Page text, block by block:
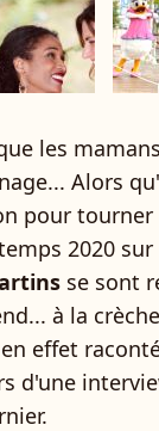
les
Alors
pour tourner
2020 sur
se sont
à la
effet
d'une